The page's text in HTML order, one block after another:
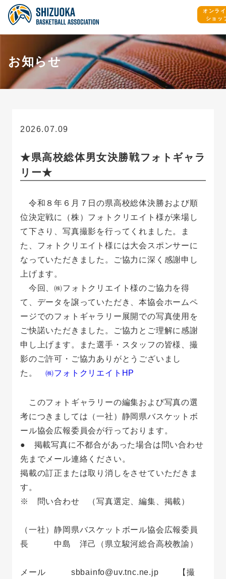
オンラ
ショッ
お知らせ
2026.07.09
★県高校総体男女決勝戦フォトギャラ
リー★
令和８年６月７日の県高校総体決勝および順
位決定戦に（株）フォトクリエイト様が来場し
て下さり、写真撮影を行ってくれました。ま
た、フォトクリエイト様には大会スポンサーに
なっていただきました。ご協力に深く感謝申し
上げます。
今回、㈱フォトクリエイト様のご協力を得
て、データを譲っていただき、本協会ホームペ
ージでのフォトギャラリー展開での写真使用を
ご快諾いただきました。ご協力とご理解に感謝
申し上げます。また選手・スタッフの皆様、撮
影のご許可・ご協力ありがとうございまし
た。㈱フォトクリエイトHP
このフォトギャラリーの編集および写真の選
考につきましては（一社）静岡県バスケットボ
ール協会広報委員会が行っております。
● 掲載写真に不都合があった場合は問い合わせ
先までメール連絡ください。
掲載の訂正または取り消しをさせていただきま
す。
※ 問い合わせ （写真選定、編集、掲載）
（一社）静岡県バスケットボール協会広報委員
長 中島 洋己（県立駿河総合高校教諭）
メール sbbainfo@uv.tnc.ne.jp 【撮